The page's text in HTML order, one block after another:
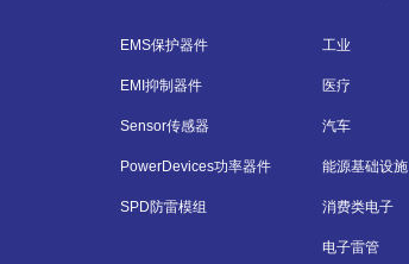
EMS保护器件
EMI抑制器件
Sensor传感器
PowerDevices功率器件
SPD防雷模组
工业
医疗
汽车
能源基础设施
消费类电子
电子雷管